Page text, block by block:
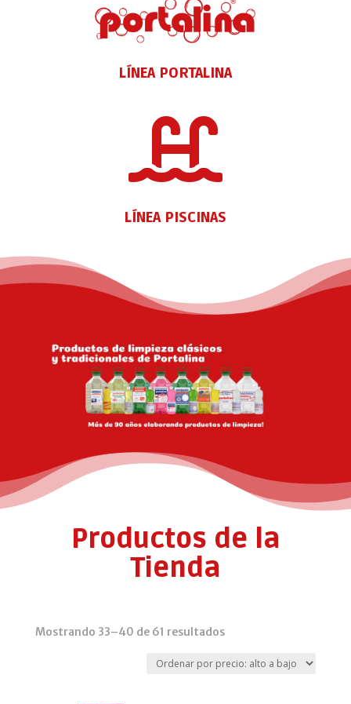
LÍNEA PORTALINA

LÍNEA PISCINAS
Productos de la
Tienda
Mostrando 33–40 de 61 resultadosOrdenado
precio: